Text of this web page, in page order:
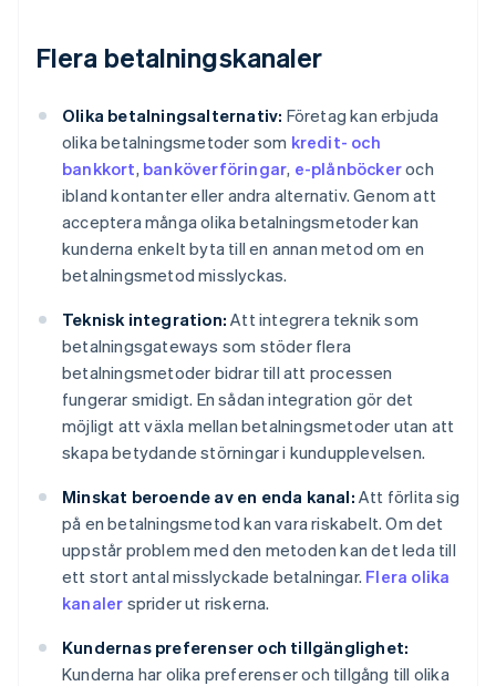
Flera betalningskanaler
Olika betalningsalternativ: Företag kan erbjuda
olika betalningsmetoder som kredit- och
bankkort, banköverföringar, e-plånböckeroch
ibland kontanter eller andra alternativ. Genom att
acceptera många olika betalningsmetoder kan
kunderna enkelt byta till en annan metod om en
betalningsmetod misslyckas.
Teknisk integration: Att integrera teknik som
betalningsgateways som stöder flera
betalningsmetoder bidrar till att processen
fungerar smidigt. En sådan integration gör det
möjligt att växla mellan betalningsmetoder utan att
skapa betydande störningar i kundupplevelsen.
Minskat beroende av en enda kanal: Att förlita sig
på en betalningsmetod kan vara riskabelt. Om det
uppstår problem med den metoden kan det leda till
ett stort antal misslyckade betalningar. Flera olika
kanaler sprider ut riskerna.
Kundernas preferenser och tillgänglighet:
Kunderna har olika preferenser och tillgång till olika